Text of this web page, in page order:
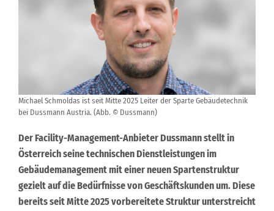
Michael Schmoldas ist seit Mitte 2025 Leiter der Sparte Gebäudetechnik
bei Dussmann Austria. (Abb. © Dussmann)
Der Facility-Management-Anbieter Dussmann stellt in
Österreich seine technischen Dienstleistungen im
Gebäudemanagement mit einer neuen Spartenstruktur
gezielt auf die Bedürfnisse von Geschäftskunden um. Diese
bereits seit Mitte 2025 vorbereitete Struktur unterstreicht